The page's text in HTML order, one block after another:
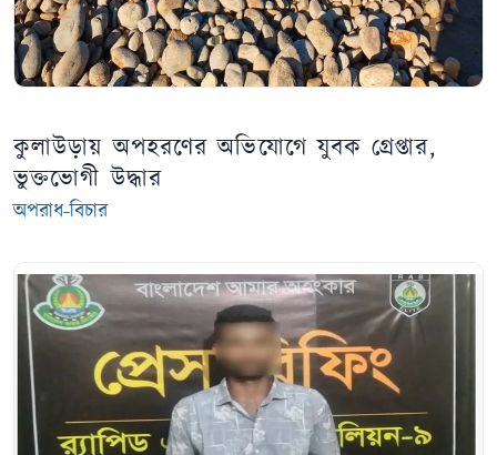
কুলাউড়ায় অপহরণের অভিযোগে যুবক গ্রেপ্তার,
ভুক্তভোগী উদ্ধার
অপরাধ-বিচার